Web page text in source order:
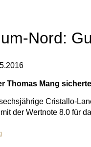
Nord:
Thomas Mang
Cristallo-
der Wertnote 8.0 für